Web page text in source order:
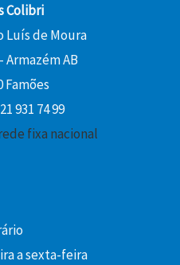
Colibri
Luís de Moura
Armazém AB
Famões
931 74 99
fixa nacional
a sexta-feira